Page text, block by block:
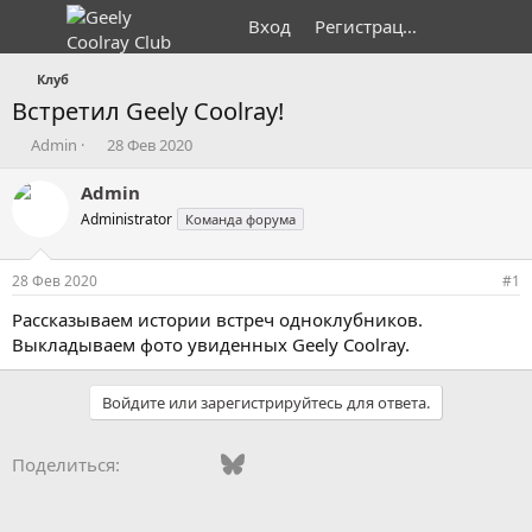
Вход Регистрация
Клуб
Встретил Geely Coolray!
А
т
т
е
м
ы
Admin
Д
т
а
н
а
л
28 Фев 2020
Admin
Administrator Команда форума
28 Фев 2020 #1
Рассказываем истории встреч одноклубников.
Выкладываем фото увиденных Geely Coolray.
Войдите или зарегистрируйтесь для ответа.
Поделиться: Vkontakte
FacebookBluesky